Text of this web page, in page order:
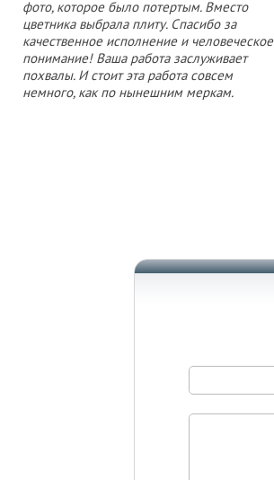
фото, которое было потертым. Вместо
цветника выбрала плиту. Спасибо за
качественное исполнение и человеческое
понимание! Ваша работа заслуживает
похвалы. И стоит эта работа совсем
немного, как по нынешним меркам.